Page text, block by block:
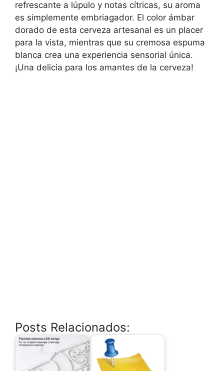
refrescante a lúpulo y notas cítricas, su aroma
es simplemente embriagador. El color ámbar
dorado de esta cerveza artesanal es un placer
para la vista, mientras que su cremosa espuma
blanca crea una experiencia sensorial única.
¡Una delicia para los amantes de la cerveza!
Posts Relacionados: